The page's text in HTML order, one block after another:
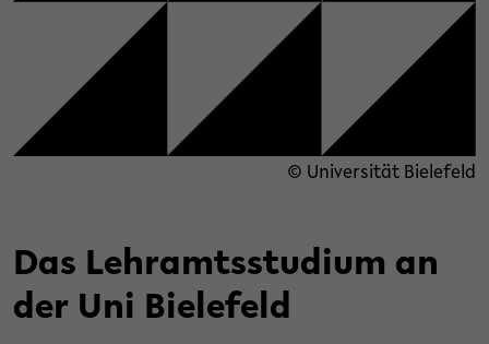
© Universität Bielefeld
Das Lehramtsstudium an
der Uni Bielefeld